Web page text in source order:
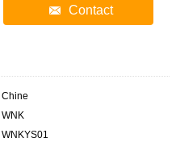
Contact
Chine
WNK
WNKYS01